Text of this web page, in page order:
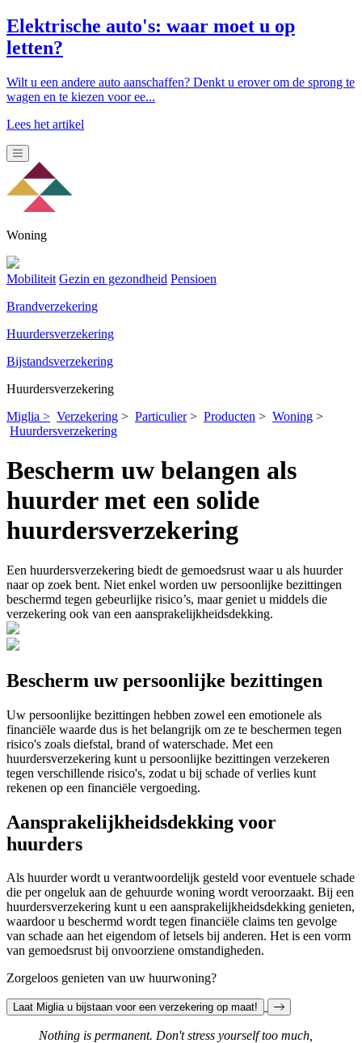
Elektrische auto's: waar moet u op
letten?
Wilt u een andere auto aanschaffen? Denkt u erover om de sprong te
wagen en te kiezen voor ee...
Lees het artikel
Woning
Mobiliteit Gezin en gezondheid Pensioen
Brandverzekering
Huurdersverzekering
Bijstandsverzekering
Huurdersverzekering
Miglia > Verzekering > Particulier> Producten > Woning >
Huurdersverzekering
Bescherm uw belangen als
huurder met een solide
huurdersverzekering
Een huurdersverzekering biedt de gemoedsrust waar u als huurder
naar op zoek bent. Niet enkel worden uw persoonlijke bezittingen
beschermd tegen gebeurlijke risico’s, maar geniet u middels die
verzekering ook van een aansprakelijkheidsdekking.
Bescherm uw persoonlijke bezittingen
Uw persoonlijke bezittingen hebben zowel een emotionele als
financiële waarde dus is het belangrijk om ze te beschermen tegen
risico's zoals diefstal, brand of waterschade. Met een
huurdersverzekering kunt u persoonlijke bezittingen verzekeren
tegen verschillende risico's, zodat u bij schade of verlies kunt
rekenen op een financiële vergoeding.
Aansprakelijkheidsdekking voor
huurders
Als huurder wordt u verantwoordelijk gesteld voor eventuele schade
die per ongeluk aan de gehuurde woning wordt veroorzaakt. Bij een
huurdersverzekering kunt u een aansprakelijkheidsdekking genieten,
waardoor u beschermd wordt tegen financiële claims ten gevolge
van schade aan het eigendom of letsels bij anderen. Het is een vorm
van gemoedsrust bij onvoorziene omstandigheden.
Zorgeloos genieten van uw huurwoning?
Laat Miglia u bijstaan voor een verzekering op maat!
Nothing is permanent. Don't stress yourself too much,